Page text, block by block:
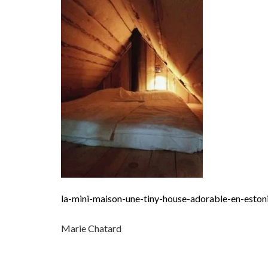
la-mini-maison-une-tiny-house-adorable-en-
Marie Chatard